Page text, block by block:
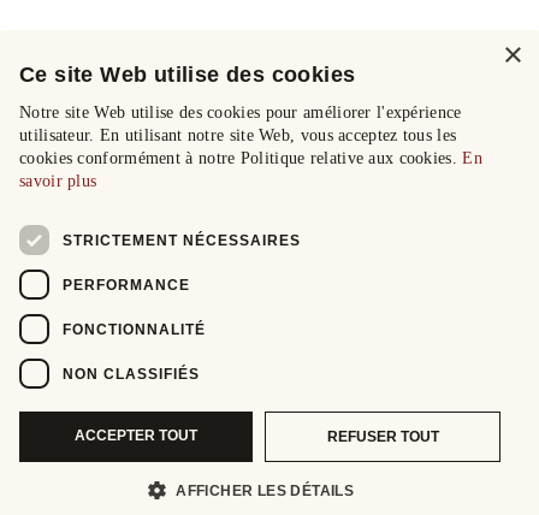
×
Ce site Web utilise des cookies
Notre site Web utilise des cookies pour améliorer l'expérience
utilisateur. En utilisant notre site Web, vous acceptez tous les
cookies conformément à notre Politique relative aux cookies.En
savoir plus
STRICTEMENT NÉCESSAIRES
PERFORMANCE
FONCTIONNALITÉ
NON CLASSIFIÉS
ACCEPTER TOUT REFUSER TOUT
AFFICHER LES DÉTAILS